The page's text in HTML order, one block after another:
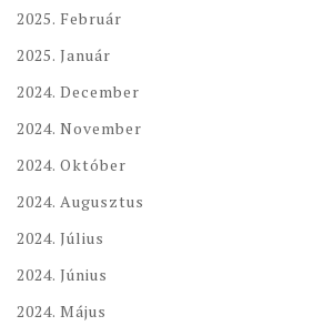
2025. Február
2025. Január
2024. December
2024. November
2024. Október
2024. Augusztus
2024. Július
2024. Június
2024. Május